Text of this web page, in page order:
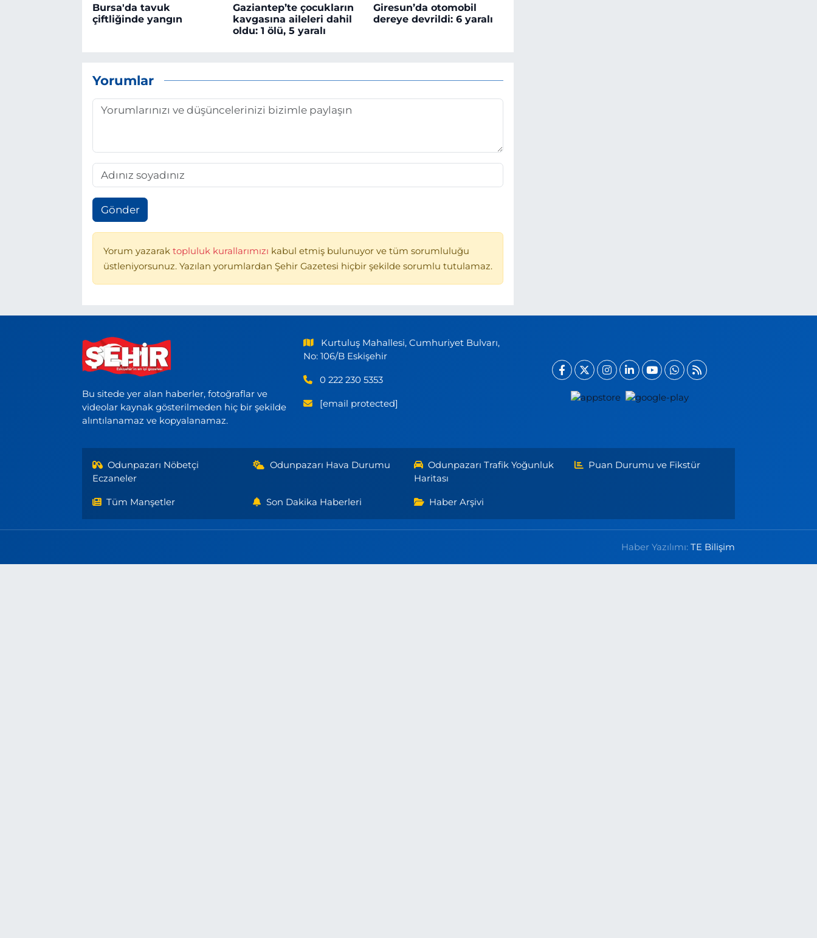
Bursa'da tavuk
çiftliğinde yangın
Gaziantep’te çocukların
kavgasına aileleri dahil
oldu: 1 ölü, 5 yaralı
Giresun’da otomobil
dereye devrildi: 6 yaralı
Yorumlar
Gönder
Yorum yazarak topluluk kurallarımızı kabul etmiş bulunuyor ve tüm sorumluluğu
üstleniyorsunuz. Yazılan yorumlardan Şehir Gazetesi hiçbir şekilde sorumlu tutulamaz.
Bu sitede yer alan haberler, fotoğraflar ve
videolar kaynak gösterilmeden hiç bir şekilde
alıntılanamaz ve kopyalanamaz.
Kurtuluş Mahallesi, Cumhuriyet Bulvarı,
No: 106/B Eskişehir
0 222 230 5353
[email protected]
Odunpazarı Nöbetçi
Eczaneler
Odunpazarı Hava Durumu
Odunpazarı Trafik Yoğunluk
Haritası
Puan Durumu ve Fikstür
Tüm Manşetler Son Dakika Haberleri Haber Arşivi
Haber Yazılımı:TE Bilişim